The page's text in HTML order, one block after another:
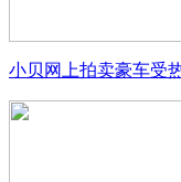
小贝网上拍卖豪车受